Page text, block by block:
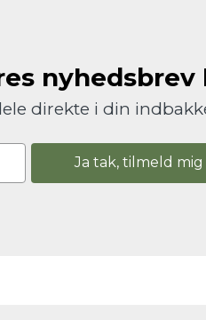
nyhedsbrev
direkte i din
Ja tak, tilmeld mig